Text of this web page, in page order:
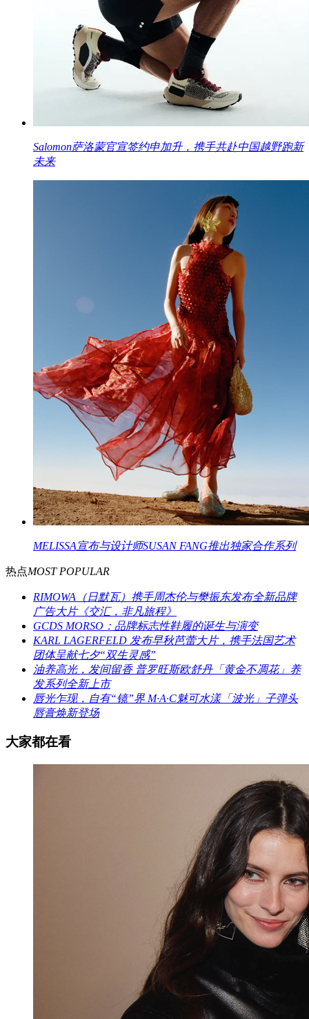
Salomon萨洛蒙官宣签约申加升，携手共赴中国越野跑新
未来
MELISSA宣布与设计师SUSAN FANG推出独家合作系列
热点MOST POPULAR
RIMOWA（日默瓦）携手周杰伦与樊振东发布全新品牌
广告大片《交汇，非凡旅程》
GCDS MORSO：品牌标志性鞋履的诞生与演变
KARL LAGERFELD 发布早秋芭蕾大片，携手法国艺术
团体呈献七夕“双生灵感”
油养高光，发间留香 普罗旺斯欧舒丹「黄金不凋花」养
发系列全新上市
唇光乍现，自有“镜”界 M·A·C魅可水漾「波光」子弹头
唇膏焕新登场
大家都在看